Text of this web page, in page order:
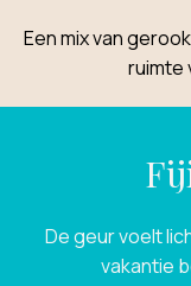
Een mix van
ruimte
De geur voelt
vakantie